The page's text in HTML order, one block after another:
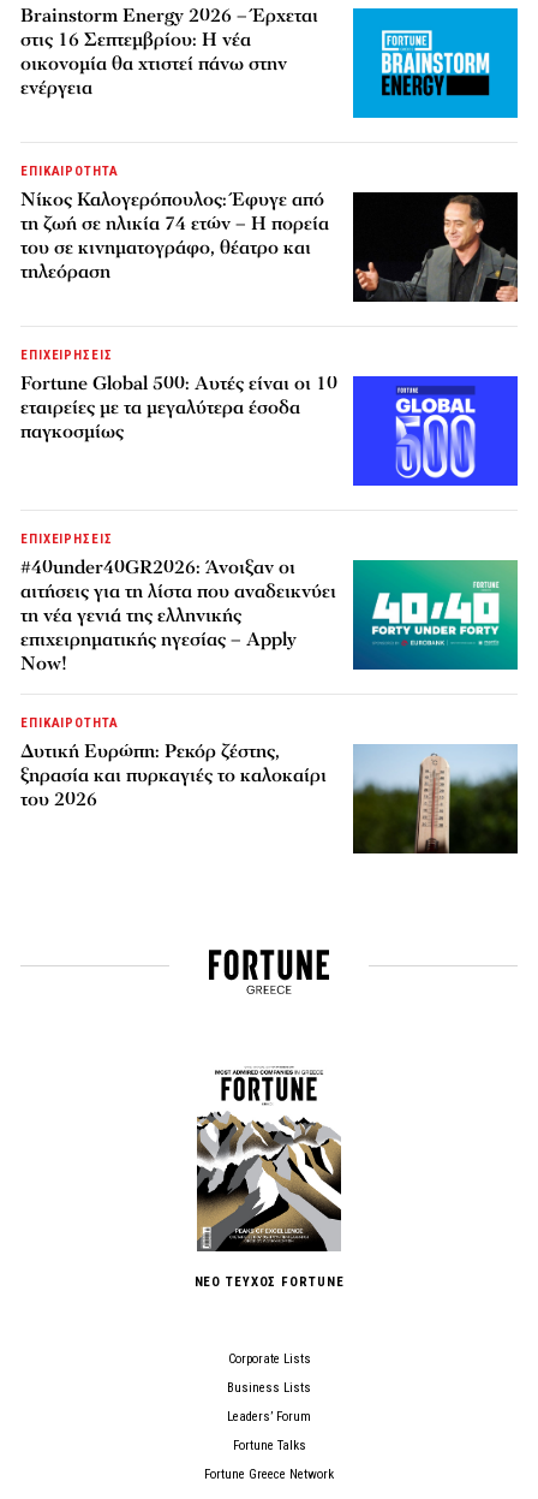
Brainstorm Energy 2026 – Έρχεται
στις 16 Σεπτεμβρίου: Η νέα
οικονομία θα χτιστεί πάνω στην
ενέργεια
ΕΠΙΚΑΙΡΟΤΗΤΑ
Νίκος Καλογερόπουλος: Έφυγε από
τη ζωή σε ηλικία 74 ετών – Η πορεία
του σε κινηματογράφο, θέατρο και
τηλεόραση
ΕΠΙΧΕΙΡΗΣΕΙΣ
Fortune Global 500: Αυτές είναι οι 10
εταιρείες με τα μεγαλύτερα έσοδα
παγκοσμίως
ΕΠΙΧΕΙΡΗΣΕΙΣ
#40under40GR2026: Άνοιξαν οι
αιτήσεις για τη λίστα που αναδεικνύει
τη νέα γενιά της ελληνικής
επιχειρηματικής ηγεσίας – Apply
Now!
ΕΠΙΚΑΙΡΟΤΗΤΑ
Δυτική Ευρώπη: Ρεκόρ ζέστης,
ξηρασία και πυρκαγιές το καλοκαίρι
του 2026
ΝΕΟ ΤΕΥΧΟΣ FORTUNE
Corporate Lists
Business Lists
Leaders’ Forum
Fortune Talks
Fortune Greece Network